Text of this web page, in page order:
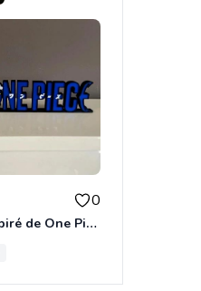
0
Logo inspiré de One Piece Luffy